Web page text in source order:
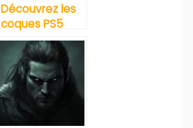
Découvrez les
coques PS5
pour une
personnalisation
unique de votre
console